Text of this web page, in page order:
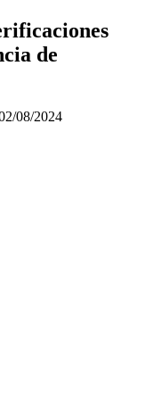
de
08/2024